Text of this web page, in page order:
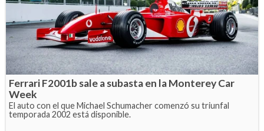
Ferrari F2001b sale a subasta en la Monterey Car
Week
El auto con el que Michael Schumacher comenzó su triunfal
temporada 2002 está disponible.